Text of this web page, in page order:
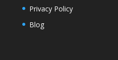
Privacy Policy
Blog